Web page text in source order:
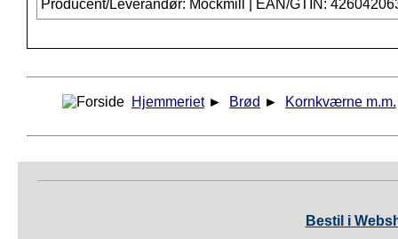
Producent/Leverandør: Mockmill | EAN/GTIN:
Hjemmeriet ► Brød ► Kornkværne m.m.
Bestil i